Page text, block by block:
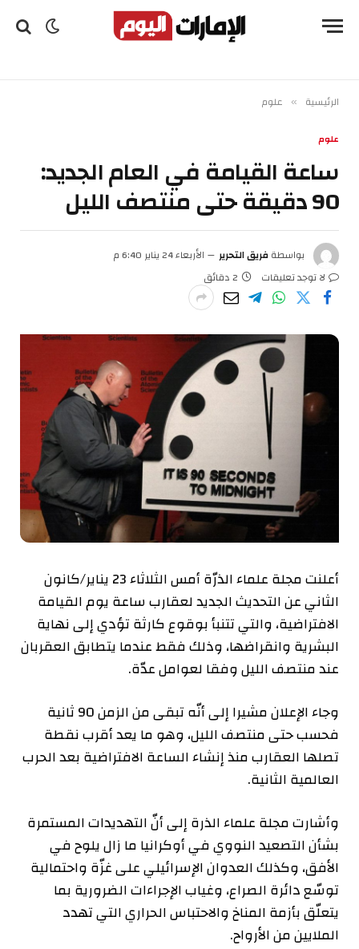
الرئيسية » علوم
علوم
ساعة القيامة في العام الجديد:
90 دقيقة حتى منتصف الليل
بواسطةفريق التحرير
الأربعاء 24 يناير 6:40 م
لا توجد تعليقات
2 دقائق
أعلنت مجلة علماء الذرّة أمس الثلاثاء 23 يناير/كانون
الثاني عن التحديث الجديد لعقارب ساعة يوم القيامة
الافتراضية، والتي تتنبأ بوقوع كارثة تؤدي إلى نهاية
البشرية وانقراضها، وذلك فقط عندما يتطابق العقربان
عند منتصف الليل وفقا لعوامل عدّة.
وجاء الإعلان مشيرا إلى أنّه تبقى من الزمن 90 ثانية
فحسب حتى منتصف الليل، وهو ما يعد أقرب نقطة
تصلها العقارب منذ إنشاء الساعة الافتراضية بعد الحرب
العالمية الثانية.
وأشارت مجلة علماء الذرة إلى أنّ التهديدات المستمرة
بشأن التصعيد النووي في أوكرانيا ما زال يلوح في
الأفق، وكذلك العدوان الإسرائيلي على غزّة واحتمالية
توسّع دائرة الصراع، وغياب الإجراءات الضرورية بما
يتعلّق بأزمة المناخ والاحتباس الحراري التي تهدد
الملايين من الأرواح.